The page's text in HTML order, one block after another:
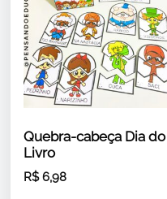
Quebra-cabeça Dia do
Livro
R$6,98